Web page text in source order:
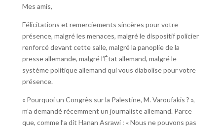
Mes amis,
Félicitations et remerciements sincères pour votre
présence, malgré les menaces, malgré le dispositif policier
renforcé devant cette salle, malgré la panoplie de la
presse allemande, malgré l’État allemand, malgré le
système politique allemand qui vous diabolise pour votre
présence.
« Pourquoi un Congrès sur la Palestine, M. Varoufakis ? »,
m’a demandé récemment un journaliste allemand. Parce
que, comme l’a dit Hanan Asrawi : « Nous ne pouvons pas